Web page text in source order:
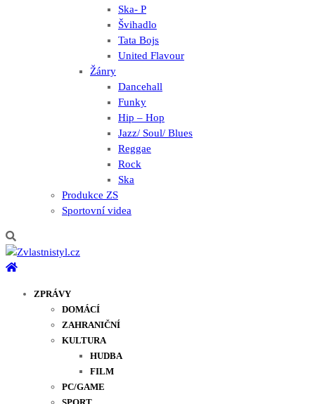
Ska- P
Švihadlo
Tata Bojs
United Flavour
Žánry
Dancehall
Funky
Hip – Hop
Jazz/ Soul/ Blues
Reggae
Rock
Ska
Produkce ZS
Sportovní videa
ZPRÁVY
DOMÁCÍ
ZAHRANIČNÍ
KULTURA
HUDBA
FILM
PC/GAME